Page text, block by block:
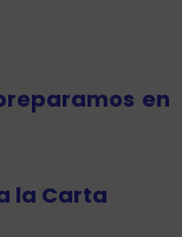
en
la Carta